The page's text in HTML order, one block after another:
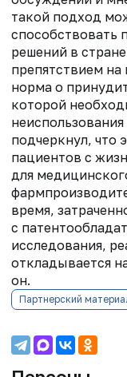
такой подход
способствовать
решений в
препятствием
норма о
которой
неиспользования
подчеркнул, что
пациентов с
для
время,
с
исследования,
откладывается
он.
Партнерский